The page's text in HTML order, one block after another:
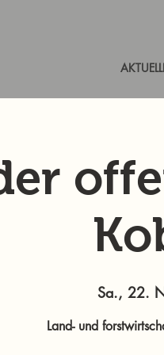
Sa., 22.
Land- und